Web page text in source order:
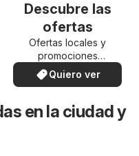
Descubre las
ofertas
Ofertas locales y
promociones
especiales.
Quiero ver
en la ciudad y